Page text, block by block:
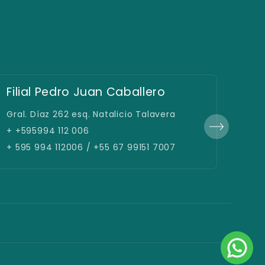
Filial Pedro Juan Caballero
Gral. Díaz 262 esq. Natalicio Talavera
+ +595994 112 006
+ 595 994 112006 / +55 67 99151 7007